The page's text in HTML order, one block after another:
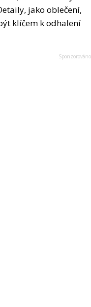
jako oblečení,
klíčem k odhalení